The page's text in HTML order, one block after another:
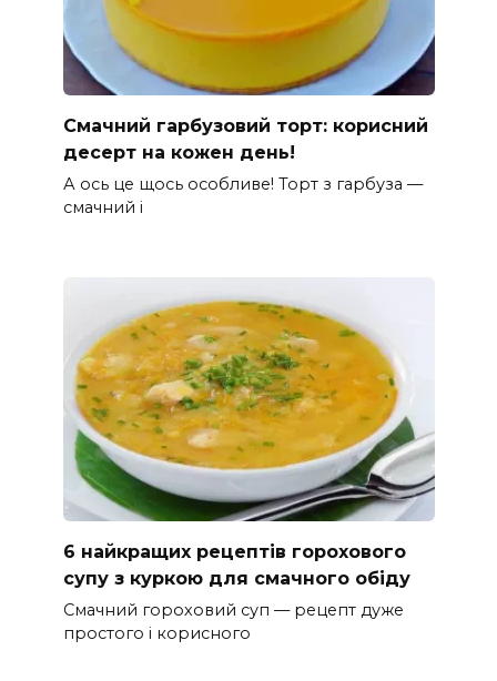
Смачний гарбузовий торт: корисний
десерт на кожен день!
А ось це щось особливе! Торт з гарбуза —
смачний і
6 найкращих рецептів горохового
супу з куркою для смачного обіду
Смачний гороховий суп — рецепт дуже
простого і корисного